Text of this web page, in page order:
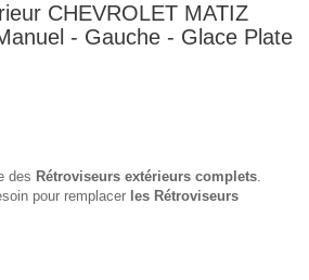
CHEVROLET MATIZ
- Gauche - Glace Plate
des Rétroviseurs extérieurs complets.
pour remplacer les Rétroviseurs